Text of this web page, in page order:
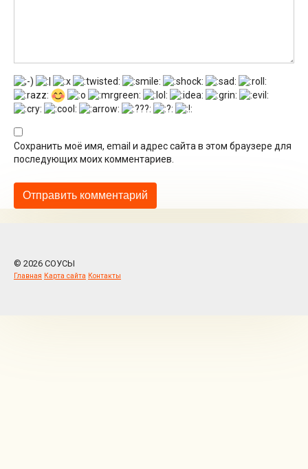
Сохранить моё имя, email и адрес сайта в этом браузере для
последующих моих комментариев.
© 2026 СОУСЫ
Главная Карта сайта Контакты